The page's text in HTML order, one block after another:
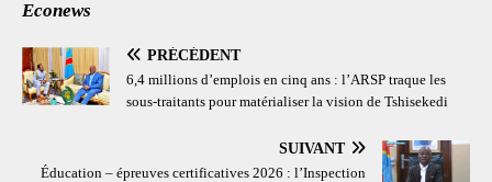
Econews
PRÉCÉDENT
6,4 millions d’emplois en cinq ans : l’ARSP traque les
sous-traitants pour matérialiser la vision de Tshisekedi
SUIVANT
Éducation – épreuves certificatives 2026 : l’Inspection